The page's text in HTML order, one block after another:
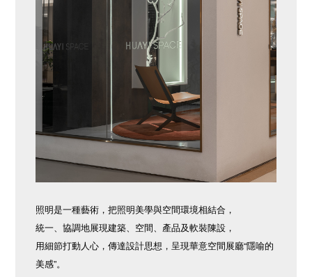
照明是一種藝術，把照明美學與空間環境相結合，
統一、協調地展現建築、空間、產品及軟裝陳設，
用細節打動人心，傳達設計思想，呈現華意空間展廳“隱喻的
美感”。